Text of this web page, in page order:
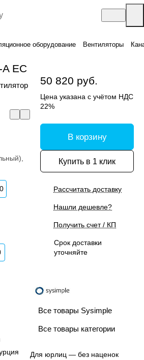
оборудование Вентиляторы
EC
50 820 руб.
Цена указана с учётом НДС
22%
В корзину
Купить в 1 клик
Рассчитать доставку
Нашли дешевле?
Получить счет / КП
Срок доставки
уточняйте
Все товары Sysimple
Все товары категории
Для юрлиц — без наценок